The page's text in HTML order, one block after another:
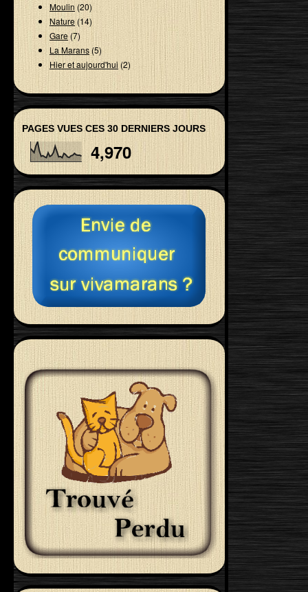
Moulin(20)
Nature(14)
Gare (7)
La Marans(5)
Hier et aujourd'hui (2)
PAGES VUES CES 30 DERNIERS JOURS
4,970